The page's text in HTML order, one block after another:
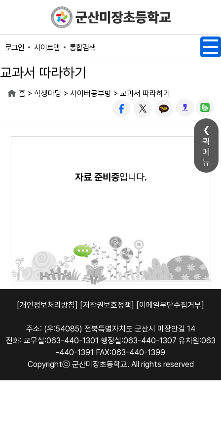
퀵
메
뉴
로그인 사이트맵 통합검색
교과서 따라하기
홈 > 학생마당 > 사이버공부방 > 교과서 따라하기
자료 준비중입니다.
[개인정보처리방침] [저작권보호정책] [이메일무단수집거부]
주소: (우:54085) 전북특별자치도 군산시 미장안길 14
전화: 교무실:063-440-1301 행정실:063-440-1307 유치원:063
-440-1391 FAX:063-440-1399
Copyrightⓒ 군산미장초등학교. All rights reserved